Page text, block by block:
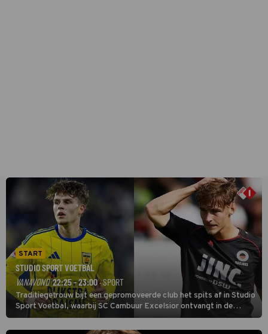
START
STUDIO SPORT VOETBAL
VANAVOND 22:25 - 23:00· SPORT
Traditiegetrouw bijt een gepromoveerde club het spits af in Studio
Sport Voetbal, waarbij SC Cambuur Excelsior ontvangt in de
eerste wedstrijd van het nieuwe Eredivisieseizoen. De nieuwe
oefenmeester is Johan Plat en hij wil aanvallend voetballen.